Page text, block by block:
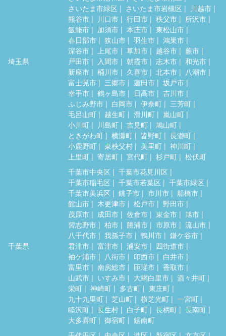
埼玉県
さいたま市緑区
さいたま市岩槻区
川越市
熊谷市
川口市 行田市 秩父市
所沢市
飯能市
加須市 本庄市
東松山市
春日部市
狭山市 羽生市
鴻巣市
深谷市
上尾市 草加市 越谷市
蕨市
戸田市
入間市 朝霞市 志木市
和光市
新座市
桶川市 久喜市 北本市
八潮市
富士見市
三郷市 蓮田市
坂戸市
幸手市
鶴ヶ島市 日高市
吉川市
ふじみ野市
白岡市 伊奈町
三芳町
毛呂山町
越生町 滑川町
嵐山町
小川町
川島町 吉見町
鳩山町
ときがわ町
横瀬町 皆野町
長瀞町
小鹿野町
東秩父村 美里町
神川町
上里町
寄居町 宮代町 杉戸町 松伏町
千葉県
千葉市中央区
千葉市花見川区
千葉市稲毛区
千葉市若葉区
千葉市緑区
千葉市美浜区
銚子市 市川市
船橋市
館山市
木更津市 松戸市
野田市
茂原市
成田市 佐倉市 東金市
旭市
習志野市
柏市 勝浦市 市原市
流山市
八千代市
我孫子市 鴨川市
鎌ケ谷市
君津市
富津市 浦安市
四街道市
袖ケ浦市
八街市 印西市
白井市
富里市
南房総市 匝瑳市
香取市
山武市
いすみ市 大網白里市
酒々井町
栄町
神崎町 多古町
東庄町
九十九里町
芝山町 横芝光町
一宮町
睦沢町
長生村 白子町 長柄町
長南町
大多喜町
御宿町
鋸南町